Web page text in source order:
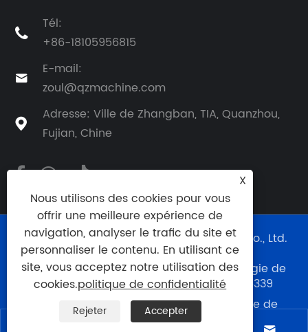

Tél:
+86-18105956815

E-mail:
zoul@qzmachine.com

Adresse: Ville de Zhangban, TIA, Quanzhou,
Fujian, Chine
Copyright © 2024 Quangong Machinery Co., Ltd.
Tous droits réservés.
Support technique du site Web :Technologie de
réseau Cie., Ltd de Tianyu.0595--88056339
Sitemap RSS | XML |
politique de
confidentialité |
X
Nous utilisons des cookies pour vous
offrir une meilleure expérience de
navigation, analyser le trafic du site et
personnaliser le contenu. En utilisant ce
site, vous acceptez notre utilisation des
cookies.politique de confidentialité
Rejeter Accepter